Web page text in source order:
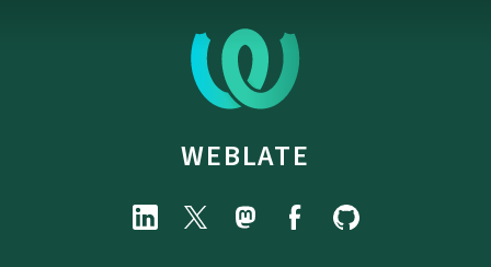
WEBLATE